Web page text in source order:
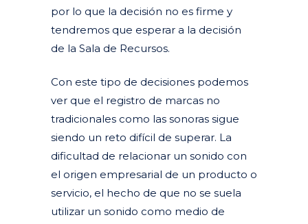
por lo que la decisión no es firme y
tendremos que esperar a la decisión
de la Sala de Recursos.
Con este tipo de decisiones podemos
ver que el registro de marcas no
tradicionales como las sonoras sigue
siendo un reto difícil de superar. La
dificultad de relacionar un sonido con
el origen empresarial de un producto o
servicio, el hecho de que no se suela
utilizar un sonido como medio de